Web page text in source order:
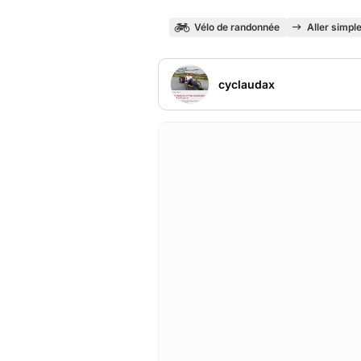
Vélo de randonnée Aller simple
cyclaudax